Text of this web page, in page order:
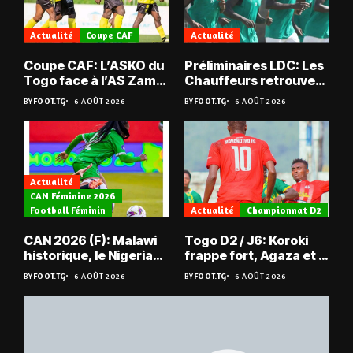
Actualité Coupe CAF
Coupe CAF: L’ASKO du
Togo face à l’AS Zam
du Niger
BYFOOT.TG 6 AOÛT 2026
Actualité
Préliminaires LDC: Les
Chauffeurs retrouvent
les Mimos
BYFOOT.TG 6 AOÛT 2026
Actualité
CAN Féminine 2026
Football Féminin
CAN 2026 (F): Malawi
historique, le Nigeria
sauvé, la Zambie
éliminée
BYFOOT.TG 6 AOÛT 2026
Actualité Championnat D2
Togo D2 / J6: Koroki
frappe fort, Agaza et la
JCA assurent,
suspense avant Sara
FC – Doumbé FC
BYFOOT.TG 6 AOÛT 2026